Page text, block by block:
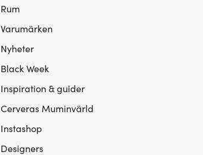
Rum
Varumärken
Nyheter
Black Week
Inspiration & guider
Cerveras Muminvärld
Instashop
Designers